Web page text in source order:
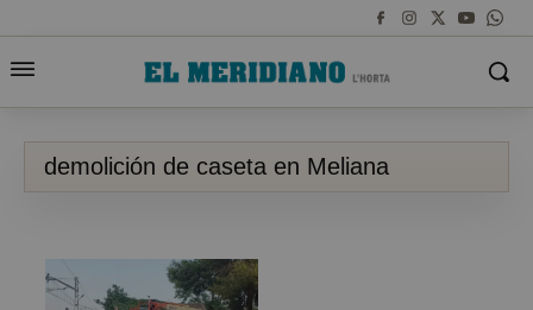
demolición de caseta en Meliana